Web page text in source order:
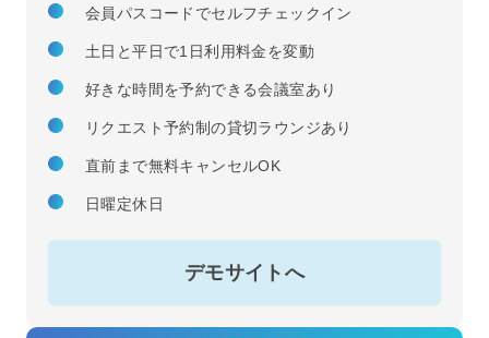
会員パスコードでセルフチェックイン
土日と平日で1日利用料金を変動
好きな時間を予約できる会議室あり
リクエスト予約制の貸切ラウンジあり
直前まで無料キャンセルOK
日曜定休日
デモサイトへ